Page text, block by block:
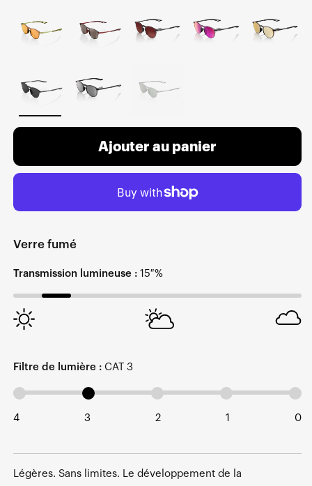
Ajouter au panier
Verre fumé
Transmission lumineuse : 15 %
Filtre de lumière : CAT 3
4 3 2 1 0
Légères. Sans limites. Le développement de la